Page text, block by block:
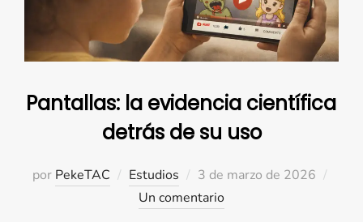
Pantallas: la evidencia científica
detrás de su uso
por PekeTAC Estudios
Publicado
el
3 de marzo de 2026
Un comentario